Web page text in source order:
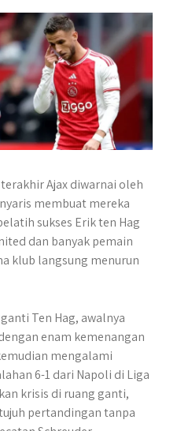
Ajax diwarnai oleh
membuat mereka
sukses Erik ten Hag
dan banyak pemain
klub langsung menurun
Ten Hag, awalnya
enam kemenangan
mengalami
6-1 dari Napoli di Liga
krisis di ruang ganti,
pertandingan tanpa